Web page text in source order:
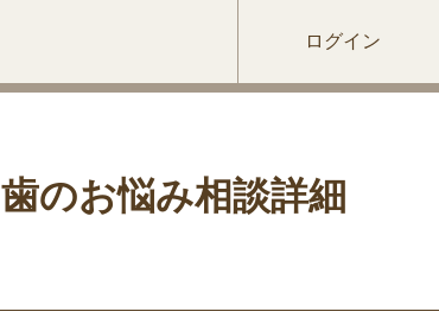
ログイン
歯のお悩み相談詳細